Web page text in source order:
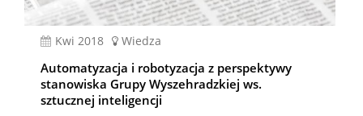
kwi 2018 Wiedza
Automatyzacja i robotyzacja z perspektywy
stanowiska Grupy Wyszehradzkiej ws.
sztucznej inteligencji